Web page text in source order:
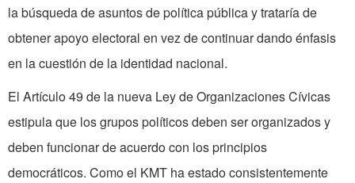
la búsqueda de asuntos de política pública y trataría de
obtener apoyo electoral en vez de continuar dando énfasis
en la cuestión de la identidad nacional.
El Artículo 49 de la nueva Ley de Organizaciones Cívicas
estipula que los grupos políticos deben ser organizados y
deben funcionar de acuerdo con los principios
democráticos. Como el KMT ha estado consistentemente